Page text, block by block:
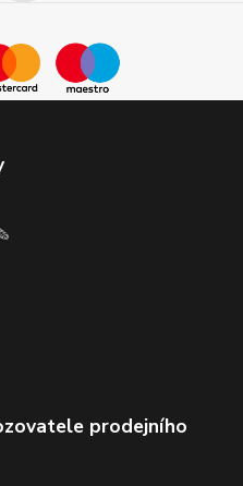
prodejního